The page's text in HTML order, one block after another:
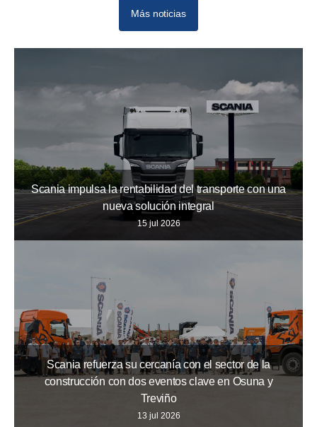
Más noticias
Scania impulsa la rentabilidad del transporte con una
nueva solución integral
15 jul 2026
Scania refuerza su cercanía con el sector de la
construcción con dos eventos clave en Osuna y
Treviño
13 jul 2026